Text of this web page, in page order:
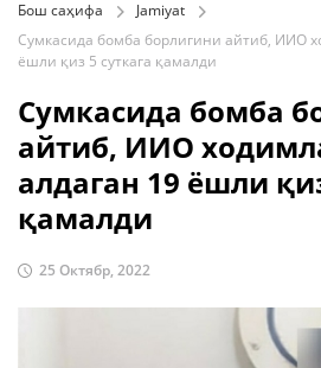
Бош саҳифа
Jamiyat
Сумкасида бомба борлигини айтиб, ИИО
ёшли қиз 5 суткага қамалди
Сумкасида бомба
айтиб, ИИО
алдаган 19 ёшли
қамалди
25 Октябр, 2022